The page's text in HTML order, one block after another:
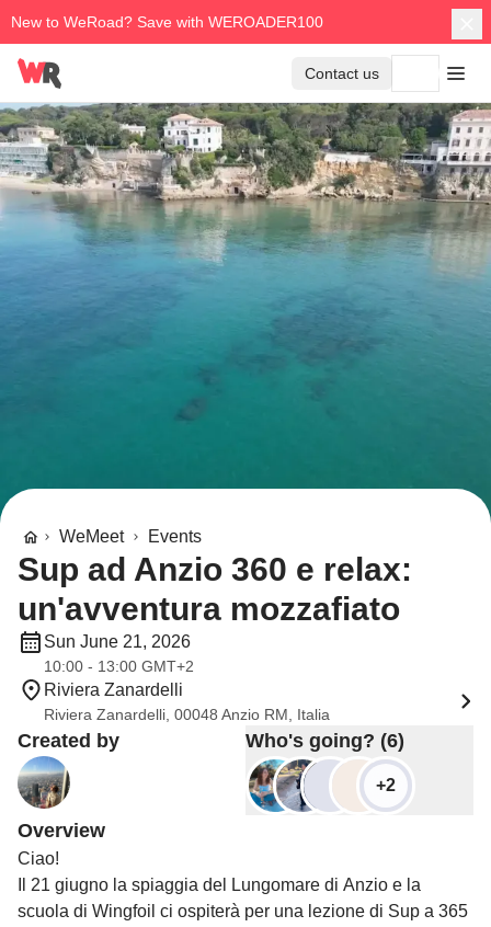
New to WeRoad? Save with WEROADER100
Contact us
WeMeet Events
Sup ad Anzio 360 e relax:
un'avventura mozzafiato
Sun June 21, 2026
10:00 - 13:00 GMT+2
Riviera Zanardelli
Riviera Zanardelli, 00048 Anzio RM, Italia
Created by Who's going? (6)
+2
Overview
Ciao!
Il 21 giugno la spiaggia del Lungomare di Anzio e la
scuola di Wingfoil ci ospiterà per una lezione di Sup a 365